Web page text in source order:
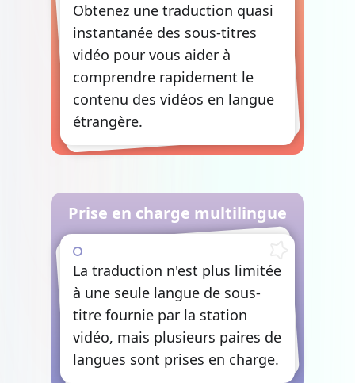
Obtenez une traduction quasi
instantanée des sous-titres
vidéo pour vous aider à
comprendre rapidement le
contenu des vidéos en langue
étrangère.
Prise en charge multilingue
La traduction n'est plus limitée
à une seule langue de sous-
titre fournie par la station
vidéo, mais plusieurs paires de
langues sont prises en charge.